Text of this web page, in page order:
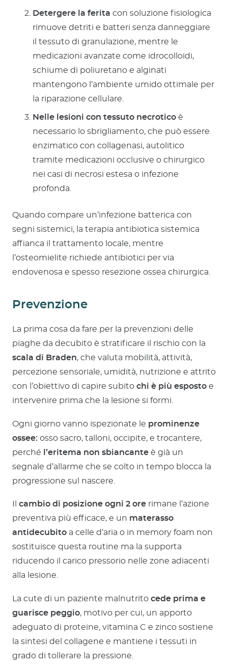
Detergere la ferita con soluzione fisiologica
rimuove detriti e batteri senza danneggiare
il tessuto di granulazione, mentre le
medicazioni avanzate come idrocolloidi,
schiume di poliuretano e alginati
mantengono l’ambiente umido ottimale per
la riparazione cellulare.
Nelle lesioni con tessuto necrotico è
necessario lo sbrigliamento, che può essere
enzimatico con collagenasi, autolitico
tramite medicazioni occlusive o chirurgico
nei casi di necrosi estesa o infezione
profonda.
Quando compare un’infezione batterica con
segni sistemici, la terapia antibiotica sistemica
affianca il trattamento locale, mentre
l’osteomielite richiede antibiotici per via
endovenosa e spesso resezione ossea chirurgica.
Prevenzione
La prima cosa da fare per la prevenzioni delle
piaghe da decubito è stratificare il rischio con la
scala di Braden, che valuta mobilità, attività,
percezione sensoriale, umidità, nutrizione e attrito
con l’obiettivo di capire subito chi è più esposto e
intervenire prima che la lesione si formi.
Ogni giorno vanno ispezionate le prominenze
ossee: osso sacro, talloni, occipite, e trocantere,
perché
l’eritema non sbiancante è già un
segnale d’allarme che se colto in tempo blocca la
progressione sul nascere.
cambio di posizione ogni 2 ore rimane l’azione
preventiva più efficace, e un materasso
antidecubito a celle d’aria o in memory foam non
sostituisce questa routine ma la supporta
riducendo il carico pressorio nelle zone adiacenti
alla lesione.
La cute di un paziente malnutrito cede prima e
guarisce peggio, motivo per cui, un apporto
adeguato di proteine, vitamina C e zinco sostiene
la sintesi del collagene e mantiene i tessuti in
grado di tollerare la pressione.